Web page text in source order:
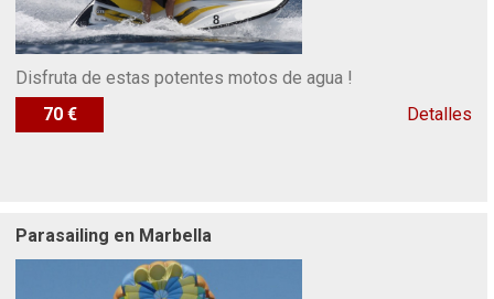
Disfruta de estas potentes motos de agua !
70 €
Detalles
Parasailing en Marbella